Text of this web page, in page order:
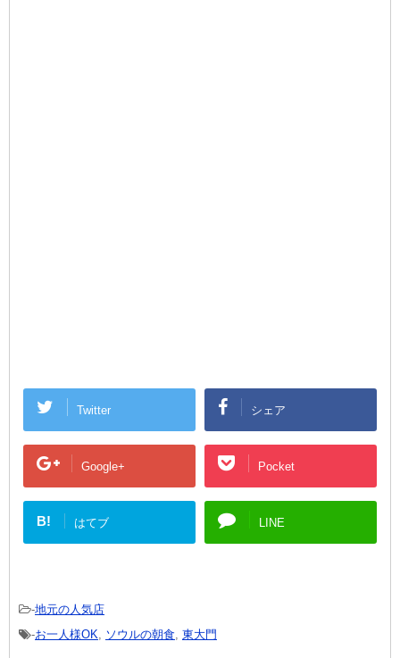
Twitter シェア
Google+ Pocket
B! はてブ LINE
-地元の人気店
-お一人様OK, ソウルの朝食, 東大門